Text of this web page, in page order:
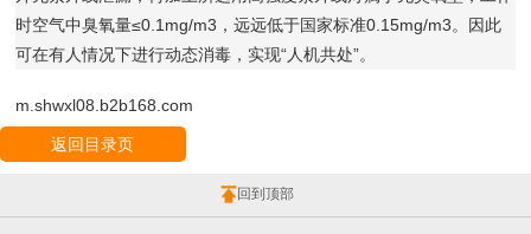
时空气中臭氧量≤0.1mg/m3，远远低于国家标准0.15mg/m3。因此
可在有人情况下进行动态消毒，实现“人机共处”。
m.shwxl08.b2b168.com
返回目录页
回到顶部